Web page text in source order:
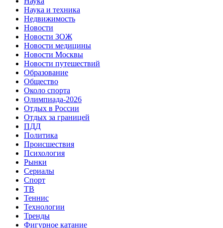
Наука и техника
Недвижимость
Новости
Новости ЗОЖ
Новости медицины
Новости Москвы
Новости путешествий
Образование
Общество
Около спорта
Олимпиада-2026
Отдых в России
Отдых за границей
ПДД
Политика
Происшествия
Психология
Рынки
Сериалы
Спорт
ТВ
Теннис
Технологии
Тренды
Фигурное катание